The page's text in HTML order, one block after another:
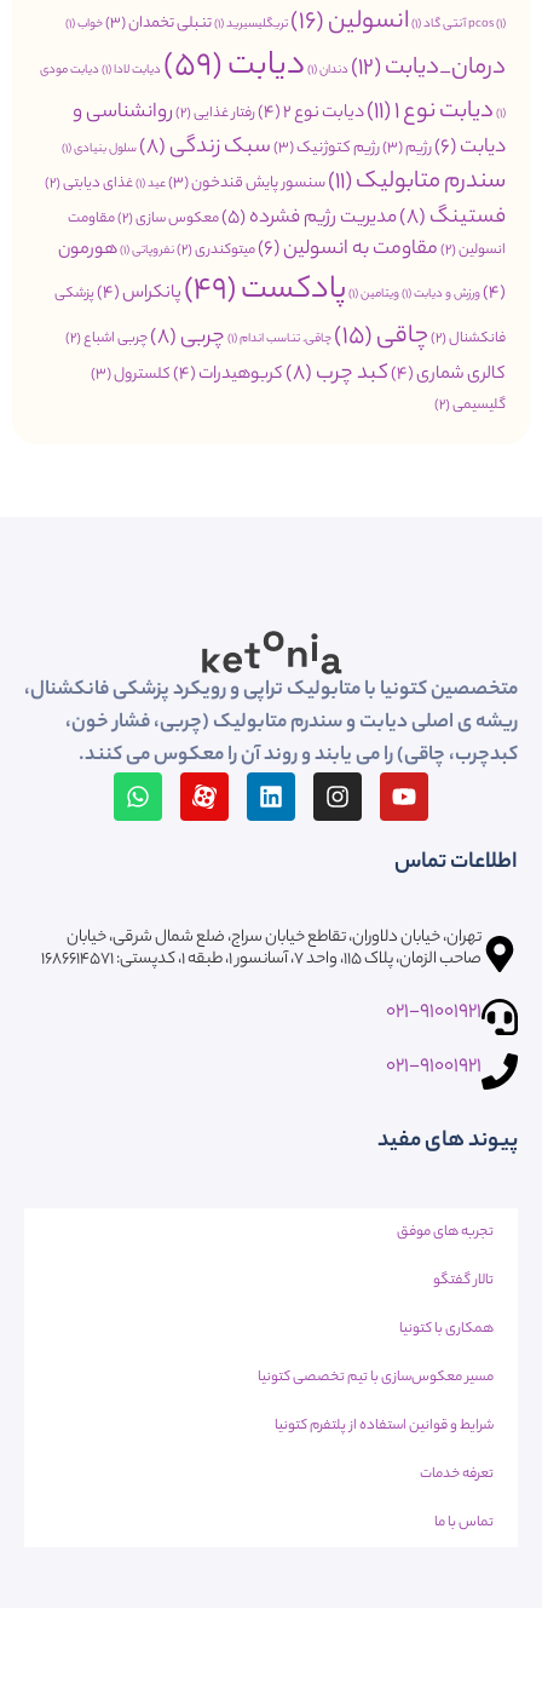
pcos(1) آنتی گاد(1) انسولین(16) تریگلیسیرید(1) تنبلی تخمدان(3) خواب(1)
درمان_دیابت(12) دندان(1) دیابت(59) دیابت لادا(1) دیابت مودی
(1) دیابت نوع 1 (11) دیابت نوع 2 (4) رفتار غذایی(2) روانشناسی و
دیابت(6) رژیم(3) رژیم کتوژنیک(3) سبک زندگی(8) سلول بنیادی(1)
سندرم متابولیک(11) سنسور پایش قندخون(3) عید(1) غذای دیابتی(2)
فستینگ(8) مدیریت رژیم فشرده(5) معکوس سازی(2) مقاومت
انسولین(2) مقاومت به انسولین(6) میتوکندری(2) نفروپاتی(1) هورمون
(4)
ورزش و دیابت(1) ویتامین(1) پادکست(49) پانکراس(4)
پزشکی
فانکشنال(2) چاقی(15) چاقی. تناسب اندام(1) چربی(8) چربی اشباع(2)
کالری شماری(4) کبد چرب(8) کربوهیدرات(4) کلسترول(3)
گلیسیمی(2)
متخصصین کتونیا با متابولیک تراپی و رویکرد پزشکی فانکشنال،
ریشه ی اصلی دیابت و سندرم متابولیک (چربی، فشار خون،
کبدچرب، چاقی) را می یابند و روند آن را معکوس می کنند.
اطلاعات تماس
تهران، خیابان دلاوران، تقاطع خیابان سراج، ضلع شمال شرقی، خیابان
صاحب الزمان، پلاک ۱۱۵، واحد ۷، آسانسور ۱، طبقه 1، کدپستی: ۱۶۸۶۶۱۴۵۷۱
021-91001921
021-91001921
پیوند های مفید
تجربه های موفق
تالار گفتگو
همکاری با کتونیا
مسیر معکوس‌سازی با تیم تخصصی کتونیا
شرایط و قوانین استفاده از پلتفرم کتونیا
تعرفه خدمات
تماس با ما